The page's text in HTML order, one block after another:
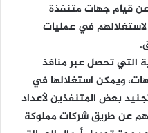
قيام جهات متنفذة
لاستغلالهم في عمليات
التي تحصل عبر منافذ
ويمكن استغلالها في
بعض المتنفذين لأعداد
عن طريق شركات مملوكة